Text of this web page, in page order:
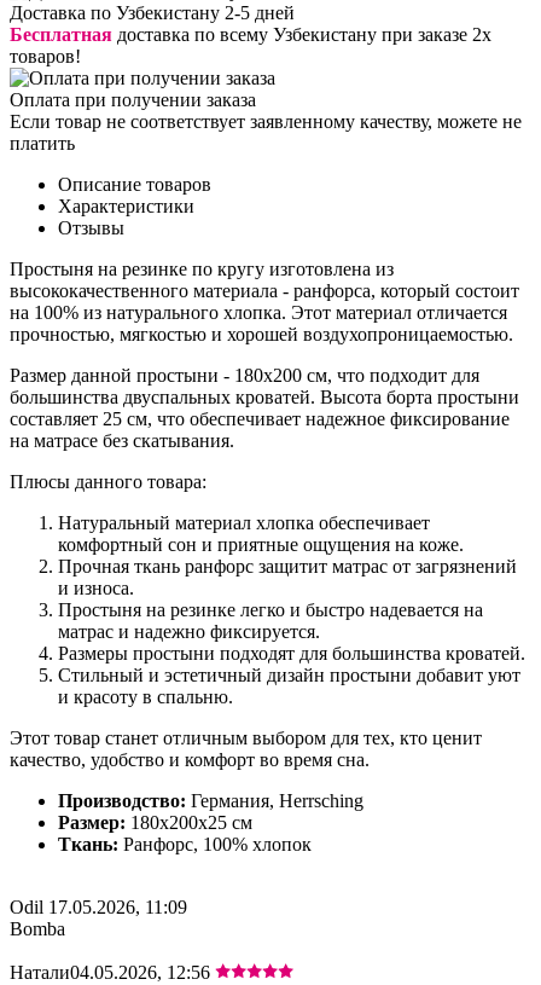
Доставка по Узбекистану 2-5 дней
Бесплатная доставка по всему Узбекистану при заказе 2х
товаров!
Оплата при получении заказа
Если товар не соответствует заявленному качеству, можете не
платить
Описание товаров
Характеристики
Отзывы
Простыня на резинке по кругу изготовлена из
высококачественного материала - ранфорса, который состоит
на 100% из натурального хлопка. Этот материал отличается
прочностью, мягкостью и хорошей воздухопроницаемостью.
Размер данной простыни - 180х200 см, что подходит для
большинства двуспальных кроватей. Высота борта простыни
составляет 25 см, что обеспечивает надежное фиксирование
на матрасе без скатывания.
Плюсы данного товара:
Натуральный материал хлопка обеспечивает
комфортный сон и приятные ощущения на коже.
Прочная ткань ранфорс защитит матрас от загрязнений
и износа.
Простыня на резинке легко и быстро надевается на
матрас и надежно фиксируется.
Размеры простыни подходят для большинства кроватей.
Стильный и эстетичный дизайн простыни добавит уют
и красоту в спальню.
Этот товар станет отличным выбором для тех, кто ценит
качество, удобство и комфорт во время сна.
Производство: Германия, Herrsching
Размер: 180x200x25 cм
Ткань: Ранфорс, 100% хлопок
Odil 17.05.2026, 11:09
Bomba
Натали04.05.2026, 12:56